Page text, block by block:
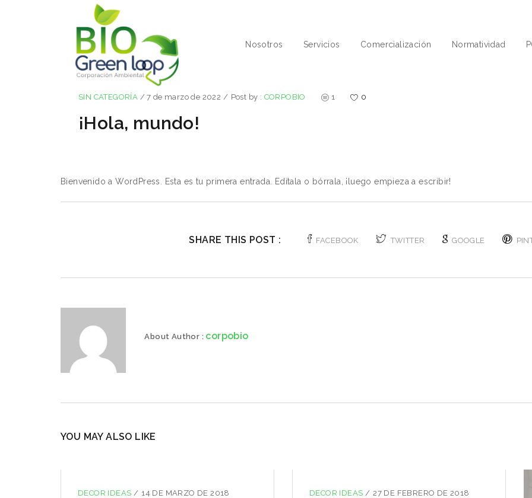
Nosotros Servicios Comercialización Normatividad
SIN CATEGORÍA / 7 de marzo de 2022 / Post by : CORPOBIO 1 0
¡Hola, mundo!
Bienvenido a WordPress. Esta es tu primera entrada. Edítala o bórrala, ¡luego empieza a escribir!
SHARE THIS POST : FACEBOOK TWITTER GOOGLE
About Author : corpobio
YOU MAY ALSO LIKE
DECOR IDEAS / 14 DE MARZO DE 2018 DECOR IDEAS / 27 DE FEBRERO DE 2018